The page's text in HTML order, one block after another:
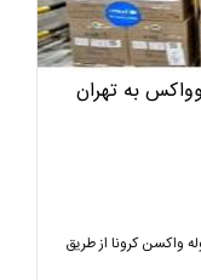
به تهران
واکسن کرونا از طریق